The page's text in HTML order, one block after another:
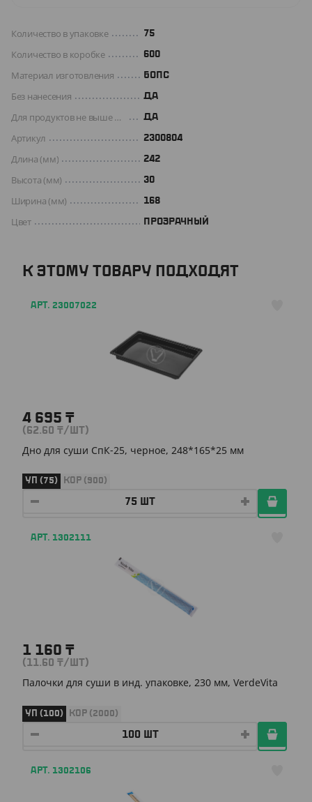
Количество в упаковке 75
Количество в коробке 600
Материал изготовления БОПС
Без нанесения ДА
Для продуктов не выше +70 C° Да
Артикул 2300804
Длина (мм) 242
Высота (мм) 30
Ширина (мм) 168
Цвет ПРОЗРАЧНЫЙ
К ЭТОМУ ТОВАРУ ПОДХОДЯТ
АРТ. 23007022
4 695 ₸
(62.60 ₸/ШТ)
Дно для суши СпК-25, черное, 248*165*25 мм
УП (75) КОР (900)
АРТ. 1302111
1 160 ₸
(11.60 ₸/ШТ)
Палочки для суши в инд. упаковке, 230 мм, VerdeVita
УП (100) КОР (2000)
АРТ. 1302106